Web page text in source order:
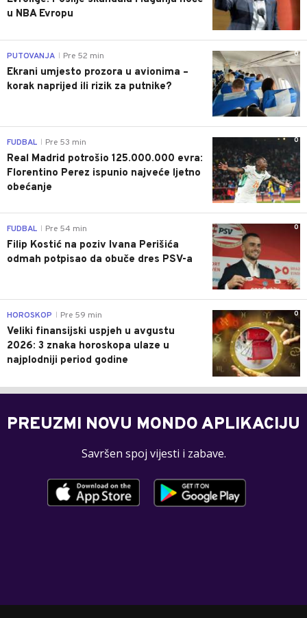
u NBA Evropu
0
PUTOVANJA Pre 52 min
Ekrani umjesto prozora u avionima –
korak naprijed ili rizik za putnike?
0
FUDBAL Pre 53 min
Real Madrid potrošio 125.000.000 evra:
Florentino Perez ispunio najveće ljetno
obećanje
0
FUDBAL Pre 54 min
Filip Kostić na poziv Ivana Perišića
odmah potpisao da obuče dres PSV-a
0
HOROSKOP Pre 59 min
Veliki finansijski uspjeh u avgustu
2026: 3 znaka horoskopa ulaze u
najplodniji period godine
PREUZMI NOVU MONDO APLIKACIJU
Savršen spoj vijesti i zabave.